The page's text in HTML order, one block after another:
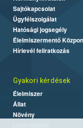
Sajtókapcsolat
Ügyfélszolgálat
Hatósági jogsegély
Élelmiszermentő
Hírlevél feliratkozás
Gyakori kérdések
Élelmiszer
Állat
Növény